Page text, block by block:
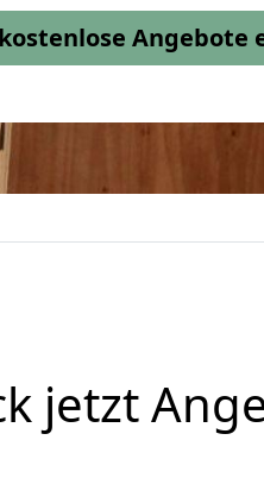
Angebote
jetzt